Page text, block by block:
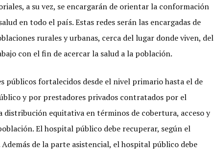
a su vez, se encargarán de orientar la conformación
en todo el país. Estas redes serán las encargadas de
rurales y urbanas, cerca del lugar donde viven, del
con el fin de acercar la salud a la población.
fortalecidos desde el nivel primario hasta el de
y por prestadores privados contratados por el
equitativa en términos de cobertura, acceso y
El hospital público debe recuperar, según el
de la parte asistencial, el hospital público debe